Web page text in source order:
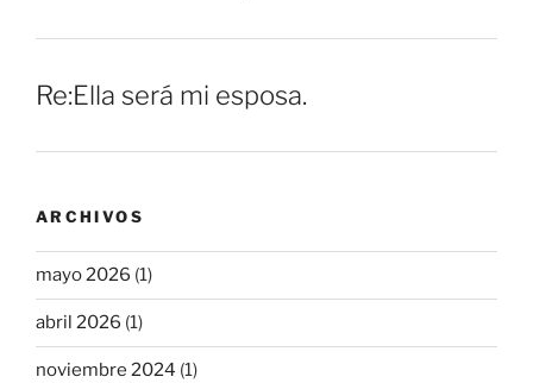
Re:Ella será mi esposa.
ARCHIVOS
mayo 2026 (1)
abril 2026 (1)
noviembre 2024 (1)